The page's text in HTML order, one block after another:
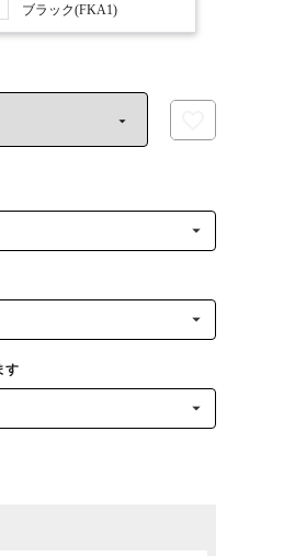
ブラック(FKA1)
す